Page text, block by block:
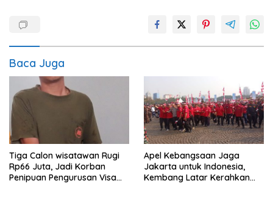
Baca Juga
Tiga Calon wisatawan Rugi
Rp66 Juta, Jadi Korban
Penipuan Pengurusan Visa
Apel Kebangsaan Jaga
Jakarta untuk Indonesia,
Kembang Latar Kerahkan